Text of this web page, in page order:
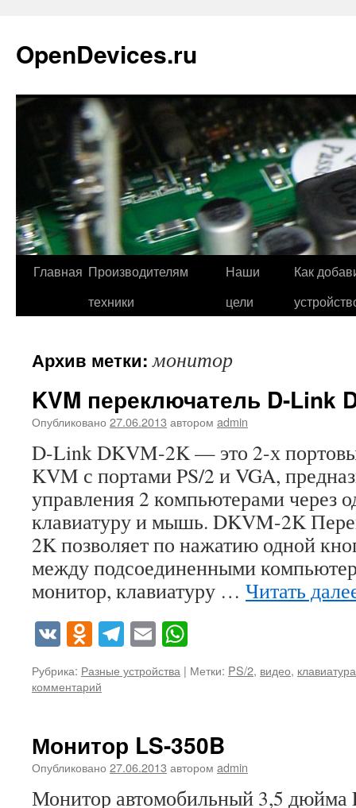
содержимому
OpenDevices.ru
Главная Производителям
техники
Наши
цели
Как
Архив метки:монитор
KVM переключатель D-Link
Опубликовано 27.06.2013 автором admin
D-Link DKVM-2K — это 2-х
KVM с портами PS/2 и VGA,
управления 2 компьютерами через
клавиатуру и мышь. DKVM-2K
2K позволяет по нажатию одной
между подсоединенными
монитор, клавиатуру … Читать
VKOdnoklassniki
Telegram
Email
Рубрика: Разные устройства | Метки: PS/2, видео, клавиатура
комментарий
Монитор LS-350B
Опубликовано 27.06.2013 автором admin
Монитор автомобильный 3,5 дюйма